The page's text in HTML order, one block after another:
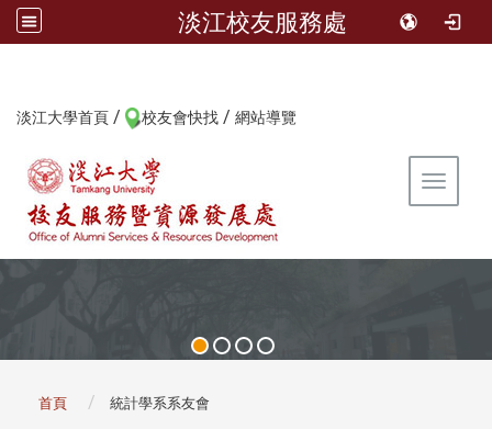
淡江校友服務處
淡江大學首頁 / 校友會快找 / 網站導覽
Toggle
首頁 統計學系系友會